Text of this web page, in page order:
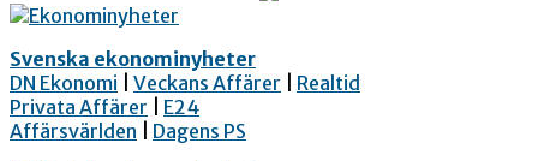
Svenska ekonominyheter
DN Ekonomi
Veckans Affärer
Realtid
Privata Affärer
E24
Affärsvärlden
Dagens PS